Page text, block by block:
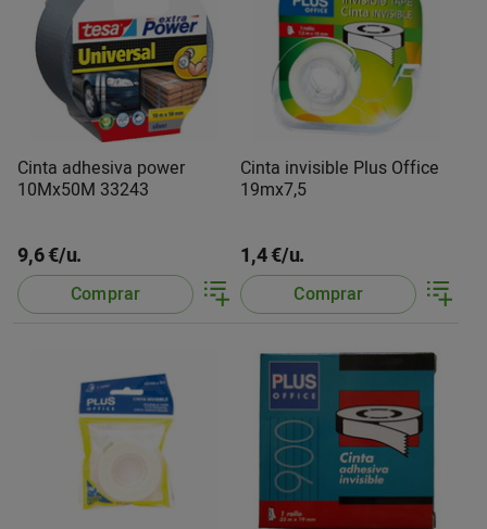
Cinta adhesiva power
10Mx50M 33243
9,6 €/u.
Comprar
Cinta invisible Plus Office
19mx7,5
1,4 €/u.
Comprar